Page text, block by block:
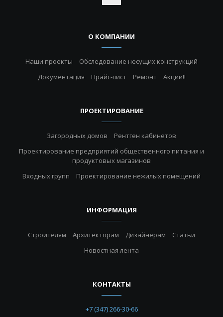
О КОМПАНИИ
Наши проекты
Обследование несущих конструкций
Документация
Прайс-лист Ремонт Акции!!
ПРОЕКТИРОВАНИЕ
Загородных домов
Рентген кабинетов
Проектирование предприятий общественного питания и
продуктовых магазинов
Входных групп
Проектирование нежилых помещений
ИНФОРМАЦИЯ
Строителям Архитекторам Дизайнерам
Статьи
Новостная лента
КОНТАКТЫ
+7 (347) 266-30-66